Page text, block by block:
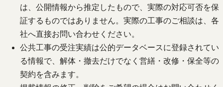
は、公開情報から推定したもので、実際の対応可否を保
証するものではありません。実際の工事のご相談は、各
社へ直接お問い合わせください。
公共工事の受注実績は公的データベースに登録されてい
る情報で、解体・撤去だけでなく営繕・改修・保全等の
契約を含みます。